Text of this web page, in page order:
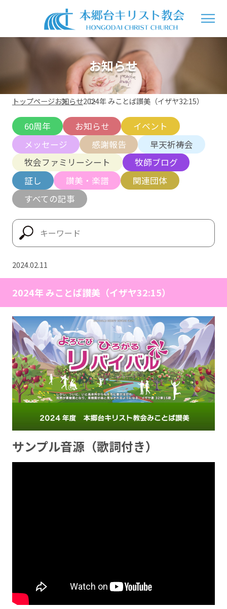
お知らせ
トップページお知らせ2024年 みことば讃美（イザヤ32:15）
60周年 お知らせ
イベント
メッセージ
感謝報告
早天祈祷会
牧会ファミリーシート
牧師ブログ
証し
讃美・楽譜
関連団体
すべての記事
2024.02.11
2024年 みことば讃美（イザヤ32:15）
サンプル音源（歌詞付き）